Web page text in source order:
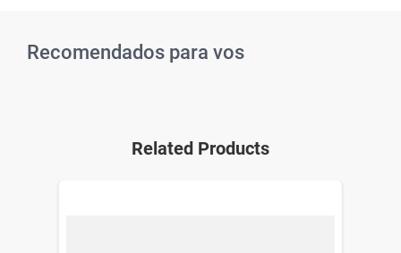
Recomendados para vos
Related Products